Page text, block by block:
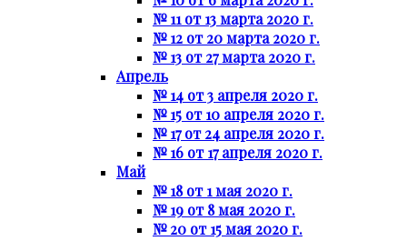
№ 11 от 13 марта 2020 г.
№ 12 от 20 марта 2020 г.
№ 13 от 27 марта 2020 г.
Апрель
№ 14 от 3 апреля 2020 г.
№ 15 от 10 апреля 2020 г.
№ 17 от 24 апреля 2020 г.
№ 16 от 17 апреля 2020 г.
Май
№ 18 от 1 мая 2020 г.
№ 19 от 8 мая 2020 г.
№ 20 от 15 мая 2020 г.